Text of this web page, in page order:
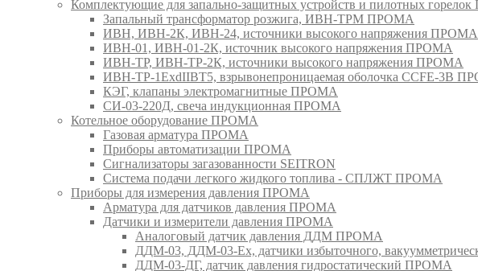
Комплектующие для запально-защитных устройств и пилотных
Запальный трансформатор розжига, ИВН-ТРМ ПРОМА
ИВН, ИВН-2К, ИВН-24, источники высокого напряжения ПРОМА
ИВН-01, ИВН-01-2К, источник высокого напряжения ПРОМА
ИВН-ТР, ИВН-ТР-2К, источники высокого напряжения ПРОМА
ИВН-ТР-1ExdIIBT5, взрывонепроницаемая оболочка CCFE-3B
КЭГ, клапаны электромагнитные ПРОМА
СИ-03-220Д, свеча индукционная ПРОМА
Котельное оборудование ПРОМА
Газовая арматура ПРОМА
Приборы автоматизации ПРОМА
Сигнализаторы загазованности SEITRON
Система подачи легкого жидкого топлива - СПЛЖТ ПРОМА
Приборы для измерения давления ПРОМА
Арматура для датчиков давления ПРОМА
Датчики и измерители давления ПРОМА
Аналоговый датчик давления ДДМ ПРОМА
ДДМ-03, ДДМ-03-Ех, датчики избыточного,
ДДМ-03-ДГ, датчик давления гидростатический ПРОМА